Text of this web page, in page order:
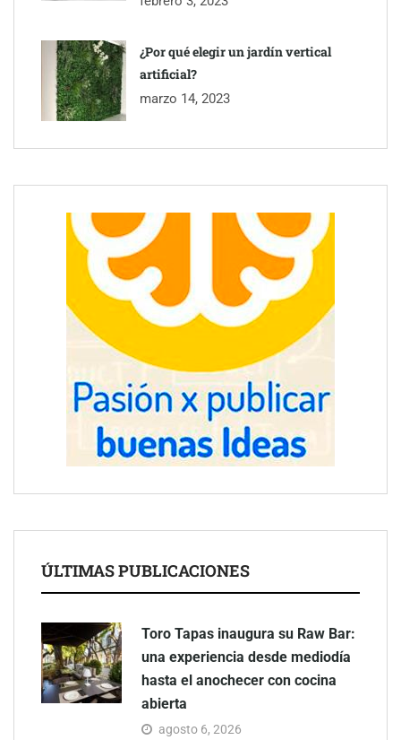
¿Por qué elegir un jardín vertical
artificial?
marzo 14, 2023
ÚLTIMAS PUBLICACIONES
Toro Tapas inaugura su Raw Bar:
una experiencia desde mediodía
hasta el anochecer con cocina
abierta
agosto 6, 2026